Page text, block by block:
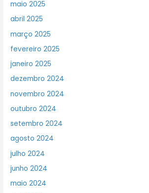
maio 2025
abril 2025
março 2025
fevereiro 2025
janeiro 2025
dezembro 2024
novembro 2024
outubro 2024
setembro 2024
agosto 2024
julho 2024
junho 2024
maio 2024